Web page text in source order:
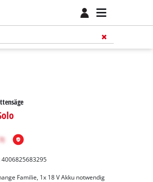
4006825683295
Familie, 1x 18 V Akku notwendig